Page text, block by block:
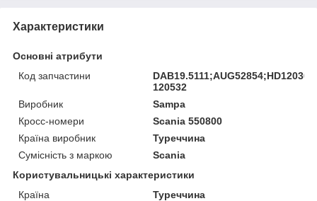
Характеристики
Основні атрибути
Код запчастини
120532
Виробник
Sampa
Кросс-номери
Scania 550800
Країна виробник
Туреччина
Сумісність з маркою
Scania
Користувальницькі характеристики
Країна
Туреччина